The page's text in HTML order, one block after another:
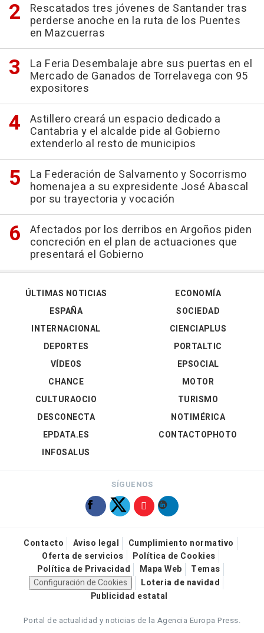
Rescatados tres jóvenes de Santander tras
perderse anoche en la ruta de los Puentes
en Mazcuerras
La Feria Desembalaje abre sus puertas en el
Mercado de Ganados de Torrelavega con 95
expositores
Astillero creará un espacio dedicado a
Cantabria y el alcalde pide al Gobierno
extenderlo al resto de municipios
La Federación de Salvamento y Socorrismo
homenajea a su expresidente José Abascal
por su trayectoria y vocación
Afectados por los derribos en Argoños piden
concreción en el plan de actuaciones que
presentará el Gobierno
ÚLTIMAS NOTICIAS
ESPAÑA
INTERNACIONAL
DEPORTES
VÍDEOS
ECONOMÍA
SOCIEDAD
CIENCIAPLUS
PORTALTIC
EPSOCIAL
CHANCE
CULTURAOCIO
DESCONECTA
EPDATA.ES
INFOSALUS
MOTOR
TURISMO
NOTIMÉRICA
CONTACTOPHOTO
SÍGUENOS
Contacto Aviso legal
Cumplimiento normativo
Oferta de servicios
Política de Cookies
Política de Privacidad
Mapa Web
Temas
Configuración de Cookies
Loteria de navidad
Publicidad estatal
Portal de actualidad y noticias de la Agencia Europa Press.